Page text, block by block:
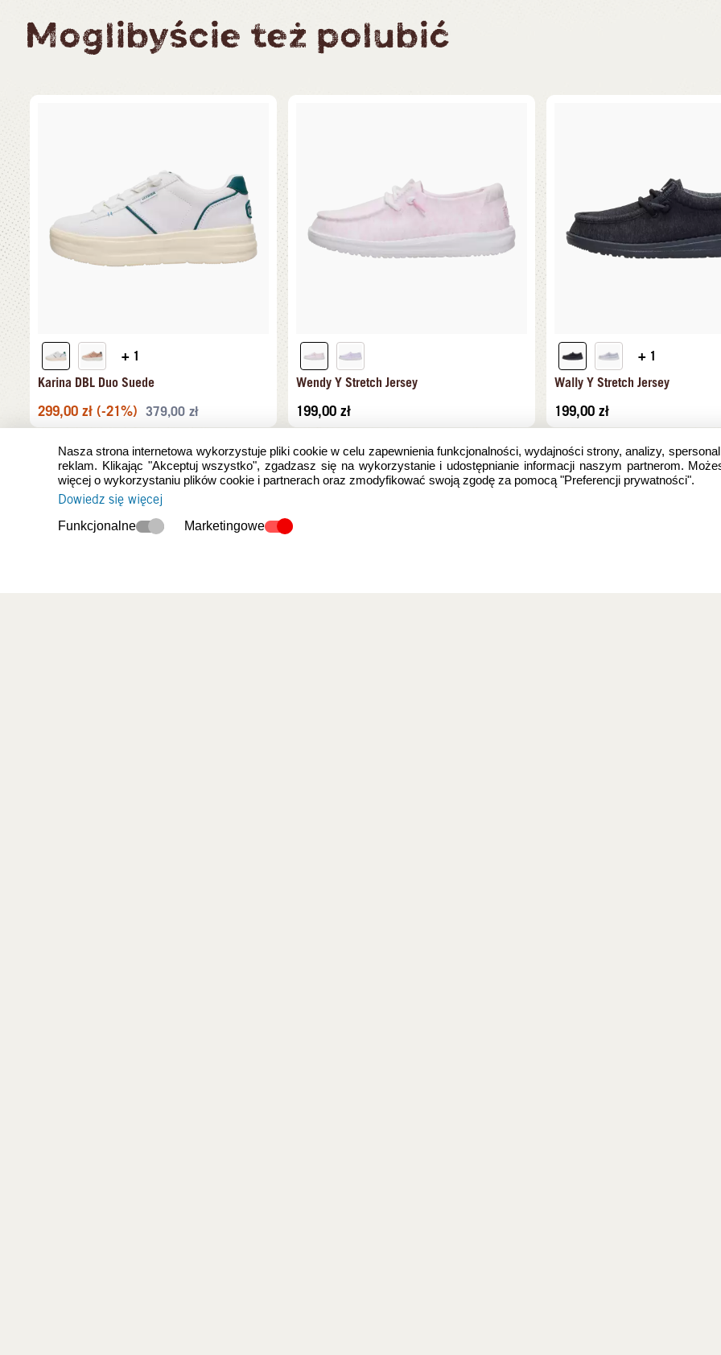
Moglibyście też polubić
+ 1
Karina DBL Duo Suede
299,00 zł (-21%) 379,00 zł
Wendy Y Stretch Jersey
199,00 zł
+ 1
Wally Y Stretch Jersey
199,00 zł
Nasza strona internetowa wykorzystuje pliki cookie w celu zapewnienia funkcjonalności, wydajności strony, analizy,
reklam. Klikając "Akceptuj wszystko", zgadzasz się na wykorzystanie i udostępnianie informacji naszym partnerom.
więcej o wykorzystaniu plików cookie i partnerach oraz zmodyfikować swoją zgodę za pomocą "Preferencji prywatności".
Dowiedz się więcej
Funkcjonalne Marketingowe